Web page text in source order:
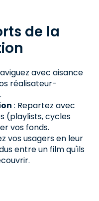
de la
avec aisance
réalisateur-
: Repartez avec
(playlists, cycles
vos fonds.
vos usagers en leur
entre un film qu'ils